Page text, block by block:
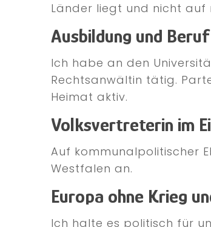
Länder liegt und nicht auf
Ausbildung und Beruf
Ich habe an den
Rechtsanwältin tätig.
Heimat aktiv.
Volksvertreterin im
Auf kommunalpolitischer
Westfalen an.
Europa ohne Krieg
Ich halte es politisch für